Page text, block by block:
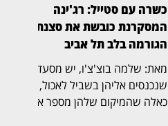
כשרה עם סטייל: רג'ינה
המסקרנת כובשת את סצנת
הגורמה בלב תל אביב
מאת: שלמה בוצ'צ'ו, יש מסעדות
שנכנסים אליהן בשביל לאכול, ויש
כאלה שהמיקום שלהן מספר את